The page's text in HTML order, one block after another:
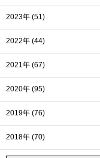
2023年 (51)
2022年 (44)
2021年 (67)
2020年 (95)
2019年 (76)
2018年 (70)